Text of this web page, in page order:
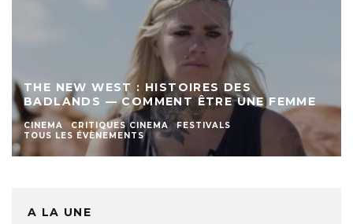
THE NEW WEST : HISTOIRES DES
BADLANDS — COMMENT ÊTRE UNE FEMME
CINEMA CRITIQUES CINEMA
FESTIVALS
TOUS LES ÉVÈNEMENTS
A LA UNE